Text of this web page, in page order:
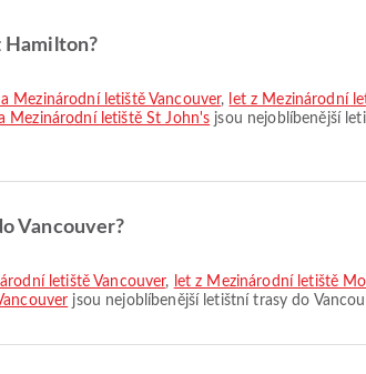
Hamilton?
Mezinárodní letiště Vancouver, let z Mezinárodní
Mezinárodní letiště St John's jsou nejoblíbenější
Vancouver?
letiště Vancouver, let z Mezinárodní letiště
jsou nejoblíbenější letištní trasy do